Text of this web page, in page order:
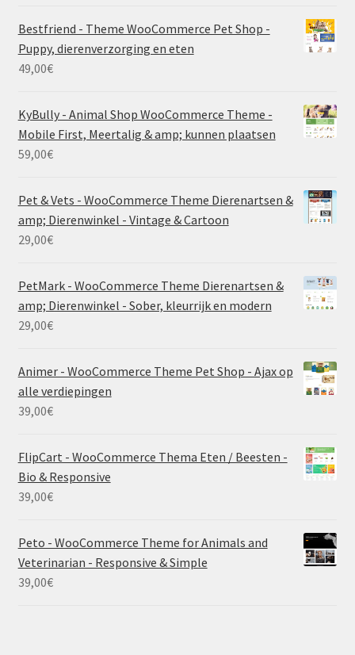
Bestfriend - Theme WooCommerce Pet Shop -
Puppy, dierenverzorging en eten
49,00€
KyBully - Animal Shop WooCommerce Theme -
Mobile First, Meertalig & amp; kunnen plaatsen
59,00€
Pet & Vets - WooCommerce Theme Dierenartsen &
amp; Dierenwinkel - Vintage & Cartoon
29,00€
PetMark - WooCommerce Theme Dierenartsen &
amp; Dierenwinkel - Sober, kleurrijk en modern
29,00€
Animer - WooCommerce Theme Pet Shop - Ajax op
alle verdiepingen
39,00€
FlipCart - WooCommerce Thema Eten / Beesten -
Bio & Responsive
39,00€
Peto - WooCommerce Theme for Animals and
Veterinarian - Responsive & Simple
39,00€